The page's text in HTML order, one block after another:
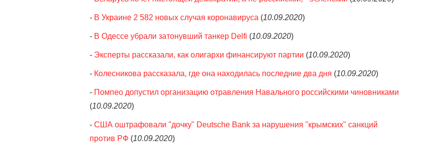
- В Украине 2 582 новых случая коронавируса (10.09.2020)
- В Одессе убрали затонувший танкер Delfi (10.09.2020)
- Эксперты рассказали, как олигархи финансируют партии (10.09.2020)
- Колесникова рассказала, где она находилась последние два дня (10.09.2020)
- Помпео допустил организацию отравления Навального российскими чиновниками
(10.09.2020)
- США оштрафовали "дочку" Deutsche Bank за нарушения "крымских" санкций
против РФ (10.09.2020)